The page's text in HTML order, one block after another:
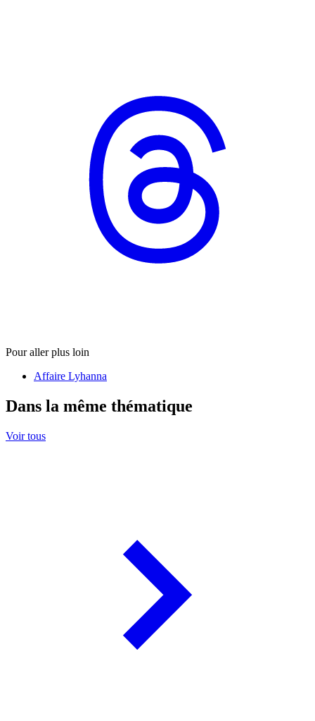
Pour aller plus loin
Affaire Lyhanna
Dans la même thématique
Voir tous